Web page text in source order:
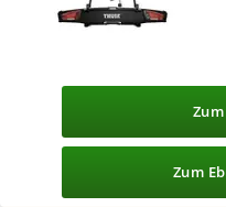
Zum